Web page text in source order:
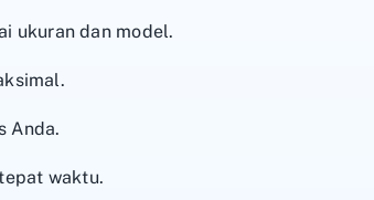
ukuran dan model.
Anda.
waktu.